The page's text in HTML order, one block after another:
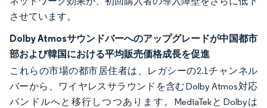
させています。
Dolby Atmosサウンドバーへのアップグレードが中国都市
部および韓国における平均販売価格成長を促進
これらの市場の都市居住者は、レガシーの2.1チャンネル
バーから、ワイヤレスサラウンドを含むDolby Atmos対応
バンドルへと移行しつつあります。MediaTekとDolbyは